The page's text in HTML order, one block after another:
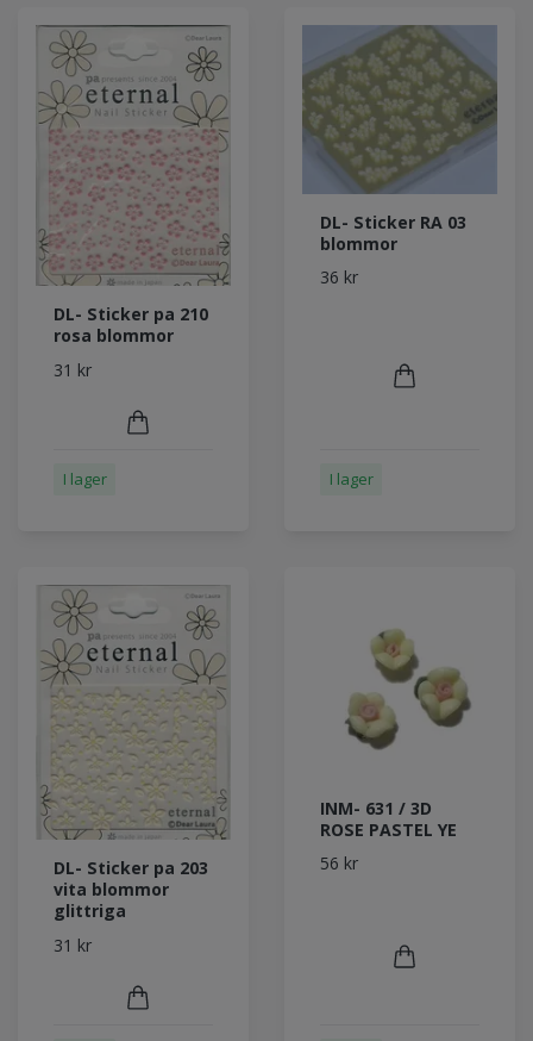
DL- Sticker pa 210
rosa blommor
31 kr
I lager
DL- Sticker RA 03
blommor
36 kr
I lager
DL- Sticker pa 203
vita blommor
glittriga
31 kr
INM- 631 / 3D
ROSE PASTEL YE
56 kr